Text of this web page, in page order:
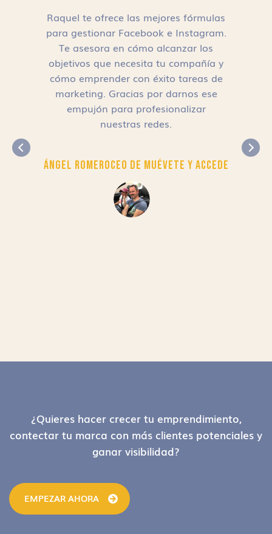
Raquel te ofrece las mejores fórmulas
para gestionar Facebook e Instagram.
Te asesora en cómo alcanzar los
objetivos que necesita tu compañía y
cómo emprender con éxito tareas de
marketing. Gracias por darnos ese
empujón para profesionalizar
nuestras redes.
Ángel RomeroCEO de Muévete y Accede
Footer¿Quieres hacer crecer tu emprendimiento,
contectar tu marca con más clientes potenciales y
ganar visibilidad?
EMPEZAR AHORA